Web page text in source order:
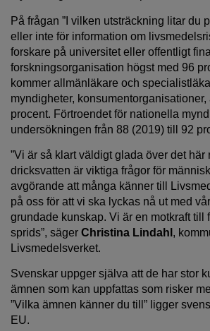
På frågan ”I vilken utsträckning litar du
eller inte för information om
forskare på universitet eller offentligt
forskningsorganisation högst med 96
kommer allmänläkare och
myndigheter,
procent. Förtroendet för nationella
undersökningen från 88 (2019) till 92
”Vi är så klart väldigt glada över det här
dricksvatten är viktiga frågor för
avgörande att många känner till
på oss för att vi ska lyckas nå ut med
grundade kunskap. Vi är en motkraft till
sprids”, säger Christina Lindahl ,
Livsmedelsverket.
Svenskar uppger själva att de har stor
ämnen som kan uppfattas som risker
”Vilka ämnen känner du till” ligger
EU.